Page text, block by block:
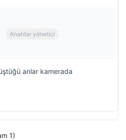
Anahtar yönetici
anlar kamerada
1)